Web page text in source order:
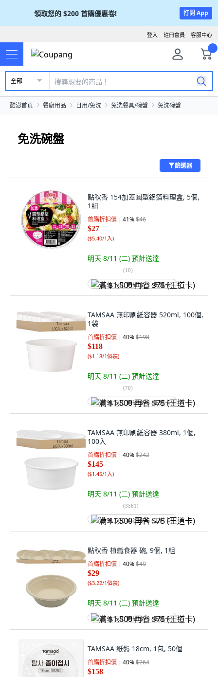
領取您的 $200 首購優惠卷! 打開 App
客服中心
註冊會員
登入
全部
酷澎首頁 餐廚用品 日用/免洗 免洗餐具/碗盤 免洗碗盤
免洗碗盤
篩選器
點秋香 154加蓋圓型鋁箔料理盒, 5個,
1組
首購折扣價 41%$46
$27
($5.40/1入)
明天 8/11 (二) 預計送達
(10)
满 $1,500 再省 $75 (王道卡)
TAMSAA 無印刷紙容器 520ml, 100個,
1袋
首購折扣價 40%$198
$118
($1.18/1個裝)
明天 8/11 (二) 預計送達
(70)
满 $1,500 再省 $75 (王道卡)
TAMSAA 無印刷紙容器 380ml, 1個,
100入
首購折扣價 40%$242
$145
($1.45/1入)
明天 8/11 (二) 預計送達
(3581)
满 $1,500 再省 $75 (王道卡)
點秋香 植纖食器 碗, 9個, 1組
首購折扣價 40%$49
$29
($3.22/1個裝)
明天 8/11 (二) 預計送達
满 $1,500 再省 $75 (王道卡)
TAMSAA 紙盤 18cm, 1包, 50個
首購折扣價 40%$264
$158